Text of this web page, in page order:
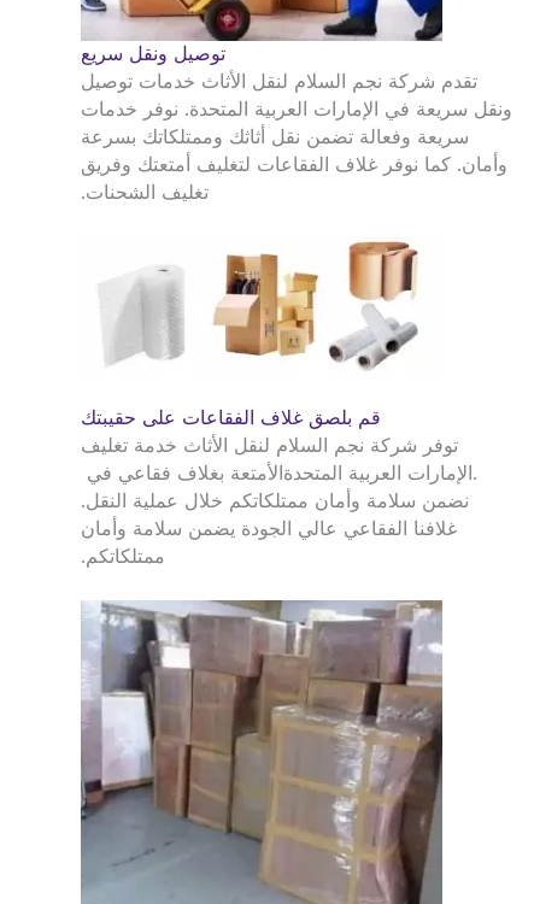
توصيل ونقل سريع
تقدم شركة نجم السلام لنقل الأثاث خدمات توصيل
ونقل سريعة في الإمارات العربية المتحدة. نوفر خدمات
سريعة وفعالة تضمن نقل أثاثك وممتلكاتك بسرعة
وأمان. كما نوفر غلاف الفقاعات لتغليف أمتعتك وفريق
تغليف الشحنات.
قم بلصق غلاف الفقاعات على حقيبتك
توفر شركة نجم السلام لنقل الأثاث خدمة تغليف
الأمتعة بغلاف فقاعي في الإمارات العربية المتحدة .
نضمن سلامة وأمان ممتلكاتكم خلال عملية النقل.
غلافنا الفقاعي عالي الجودة يضمن سلامة وأمان
ممتلكاتكم.